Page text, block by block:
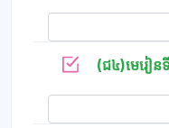
(ជ៤)មេរៀនទី